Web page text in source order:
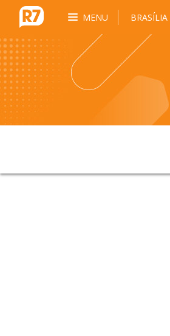
MENU BRASÍLIA